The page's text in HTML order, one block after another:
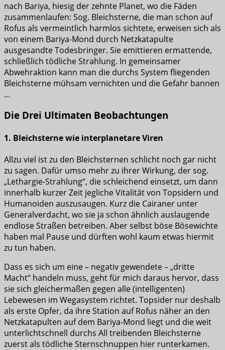
nach Bariya, hiesig der zehnte Planet, wo die Fäden
zusammenlaufen: Sog. Bleichsterne, die man schon auf
Rofus als vermeintlich harmlos sichtete, erweisen sich als
von einem Bariya-Mond durch Netzkatapulte
ausgesandte Todesbringer. Sie emittieren ermattende,
schließlich tödliche Strahlung. In gemeinsamer
Abwehraktion kann man die durchs System fliegenden
Bleichsterne mühsam vernichten und die Gefahr bannen
…
Die Drei Ultimaten Beobachtungen
1. Bleichsterne wie interplanetare Viren
Allzu viel ist zu den Bleichsternen schlicht noch gar nicht
zu sagen. Dafür umso mehr zu ihrer Wirkung, der sog.
„Lethargie-Strahlung“, die schleichend einsetzt, um dann
innerhalb kurzer Zeit jegliche Vitalität von Topsidern und
Humanoiden auszusaugen. Kurz die Cairaner unter
Generalverdacht, wo sie ja schon ähnlich auslaugende
endlose Straßen betreiben. Aber selbst böse Bösewichte
haben mal Pause und dürften wohl kaum etwas hiermit
zu tun haben.
Dass es sich um eine – negativ gewendete – „dritte
Macht“ handeln muss, geht für mich daraus hervor, dass
sie sich gleichermaßen gegen alle (intelligenten)
Lebewesen im Wegasystem richtet. Topsider nur deshalb
als erste Opfer, da ihre Station auf Rofus näher an den
Netzkatapulten auf dem Bariya-Mond liegt und die weit
unterlichtschnell durchs All treibenden Bleichsterne
zuerst als tödliche Sternschnuppen hier runterkamen.